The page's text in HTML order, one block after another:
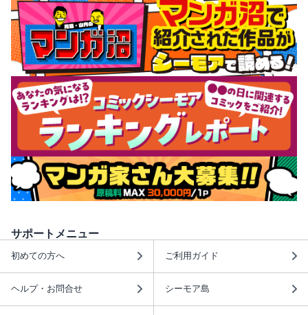
サポートメニュー
初めての方へ ご利用ガイド
ヘルプ・お問合せ シーモア島